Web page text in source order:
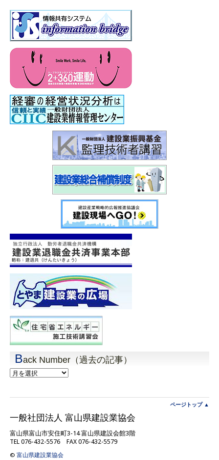
Back Number（過去の記事）
Back
Number（過
事）
ページトップ ▲
一般社団法人 富山県建設業協会
富山県富山市安住町3-14 富山県建設会館3階
TEL 076-432-5576 FAX 076-432-5579
© 富山県建設業協会